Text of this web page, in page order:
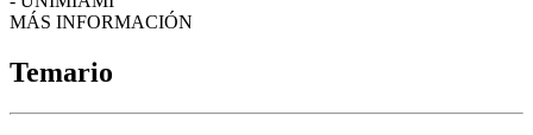
MÁS INFORMACIÓN
Temario